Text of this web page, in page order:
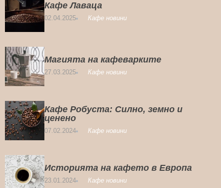
Кафе Лаваца
02.04.2025 Кафе новини
Магията на кафеварките
27.03.2025 Кафе новини
Кафе Робуста: Силно, земно и
ценено
07.02.2024 Кафе новини
Историята на кафето в Европа
23.01.2024 Кафе новини